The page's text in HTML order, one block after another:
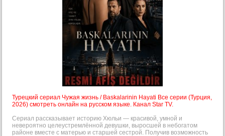
Турецкий сериал Чужая жизнь / Baskalarinin Hayati Все серии (Турция,
2026) смотреть онлайн на русском языке. Канал Star TV.
Сериал рассказывает историю Хюльи — красивой, умной и
невероятно целеустремлённой девушки, выросшей в небогатом
районе вместе с матерью и старшей сестрой. Получив возможность